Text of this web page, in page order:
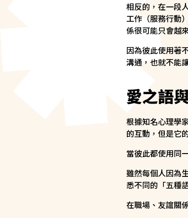
相反的，在一段
工作（服務行動
係很可能只會越
因為彼此使用著
溝通，也就不能
愛之語
根據知名心理學
的互動，但是它
當彼此都使用同
雖然每個人因為
悉不同的「五種
在職場、友誼關